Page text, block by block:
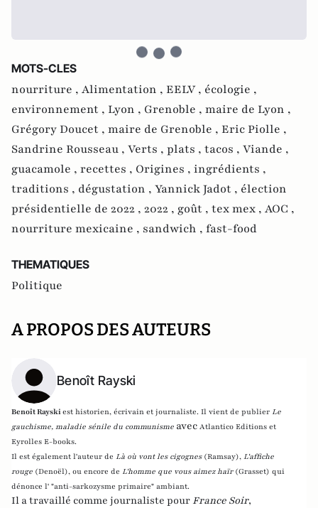
MOTS-CLES
nourriture , Alimentation , EELV , écologie ,
environnement , Lyon , Grenoble , maire de Lyon ,
Grégory Doucet , maire de Grenoble , Eric Piolle ,
Sandrine Rousseau , Verts , plats , tacos , Viande ,
guacamole , recettes , Origines , ingrédients ,
traditions , dégustation , Yannick Jadot , élection
présidentielle de 2022 , 2022 , goût , tex mex , AOC ,
nourriture mexicaine , sandwich , fast-food
THEMATIQUES
Politique
A PROPOS DES AUTEURS
Benoît Rayski
Benoît Rayskiest historien, écrivain et journaliste. Il vient de publier Le
gauchisme, maladie sénile du communisme avec Atlantico Editions et
Eyrolles E-books.
Il est également l'auteur de Là où vont les cigognes (Ramsay), L'affiche
rouge (Denoël), ou encore de L'homme que vous aimez haïr (Grasset) qui
dénonce l' "anti-sarkozysme primaire" ambiant.
Il a travaillé comme journaliste pour France Soir,